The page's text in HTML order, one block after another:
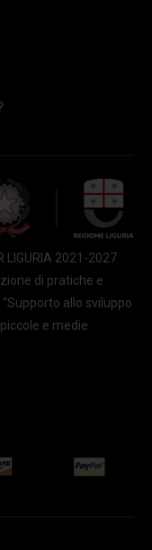
LIGURIA 2021-2027
di pratiche e
allo sviluppo
e medie